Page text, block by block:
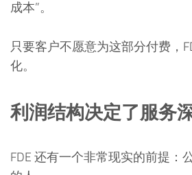
成本”。
只要客户不愿意为这部分付费，
化。
利润结构决定了服务
FDE 还有一个非常现实的前提：